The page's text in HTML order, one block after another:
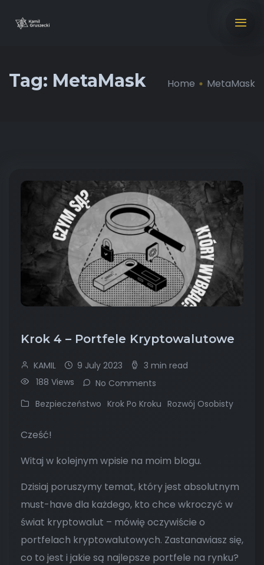
Tag: MetaMask Home MetaMask
Krok 4 – Portfele Kryptowalutowe
KAMIL 9 July 2023
3 min read
188 Views
No Comments
Bezpieczeństwo Krok Po Kroku Rozwój Osobisty
Cześć!
Witaj w kolejnym wpisie na moim blogu.
Dzisiaj poruszymy temat, który jest absolutnym
must-have dla każdego, kto chce wkroczyć w
świat kryptowalut – mówię oczywiście o
portfelach kryptowalutowych. Zastanawiasz się,
co to jest i jakie są najlepsze portfele na rynku?